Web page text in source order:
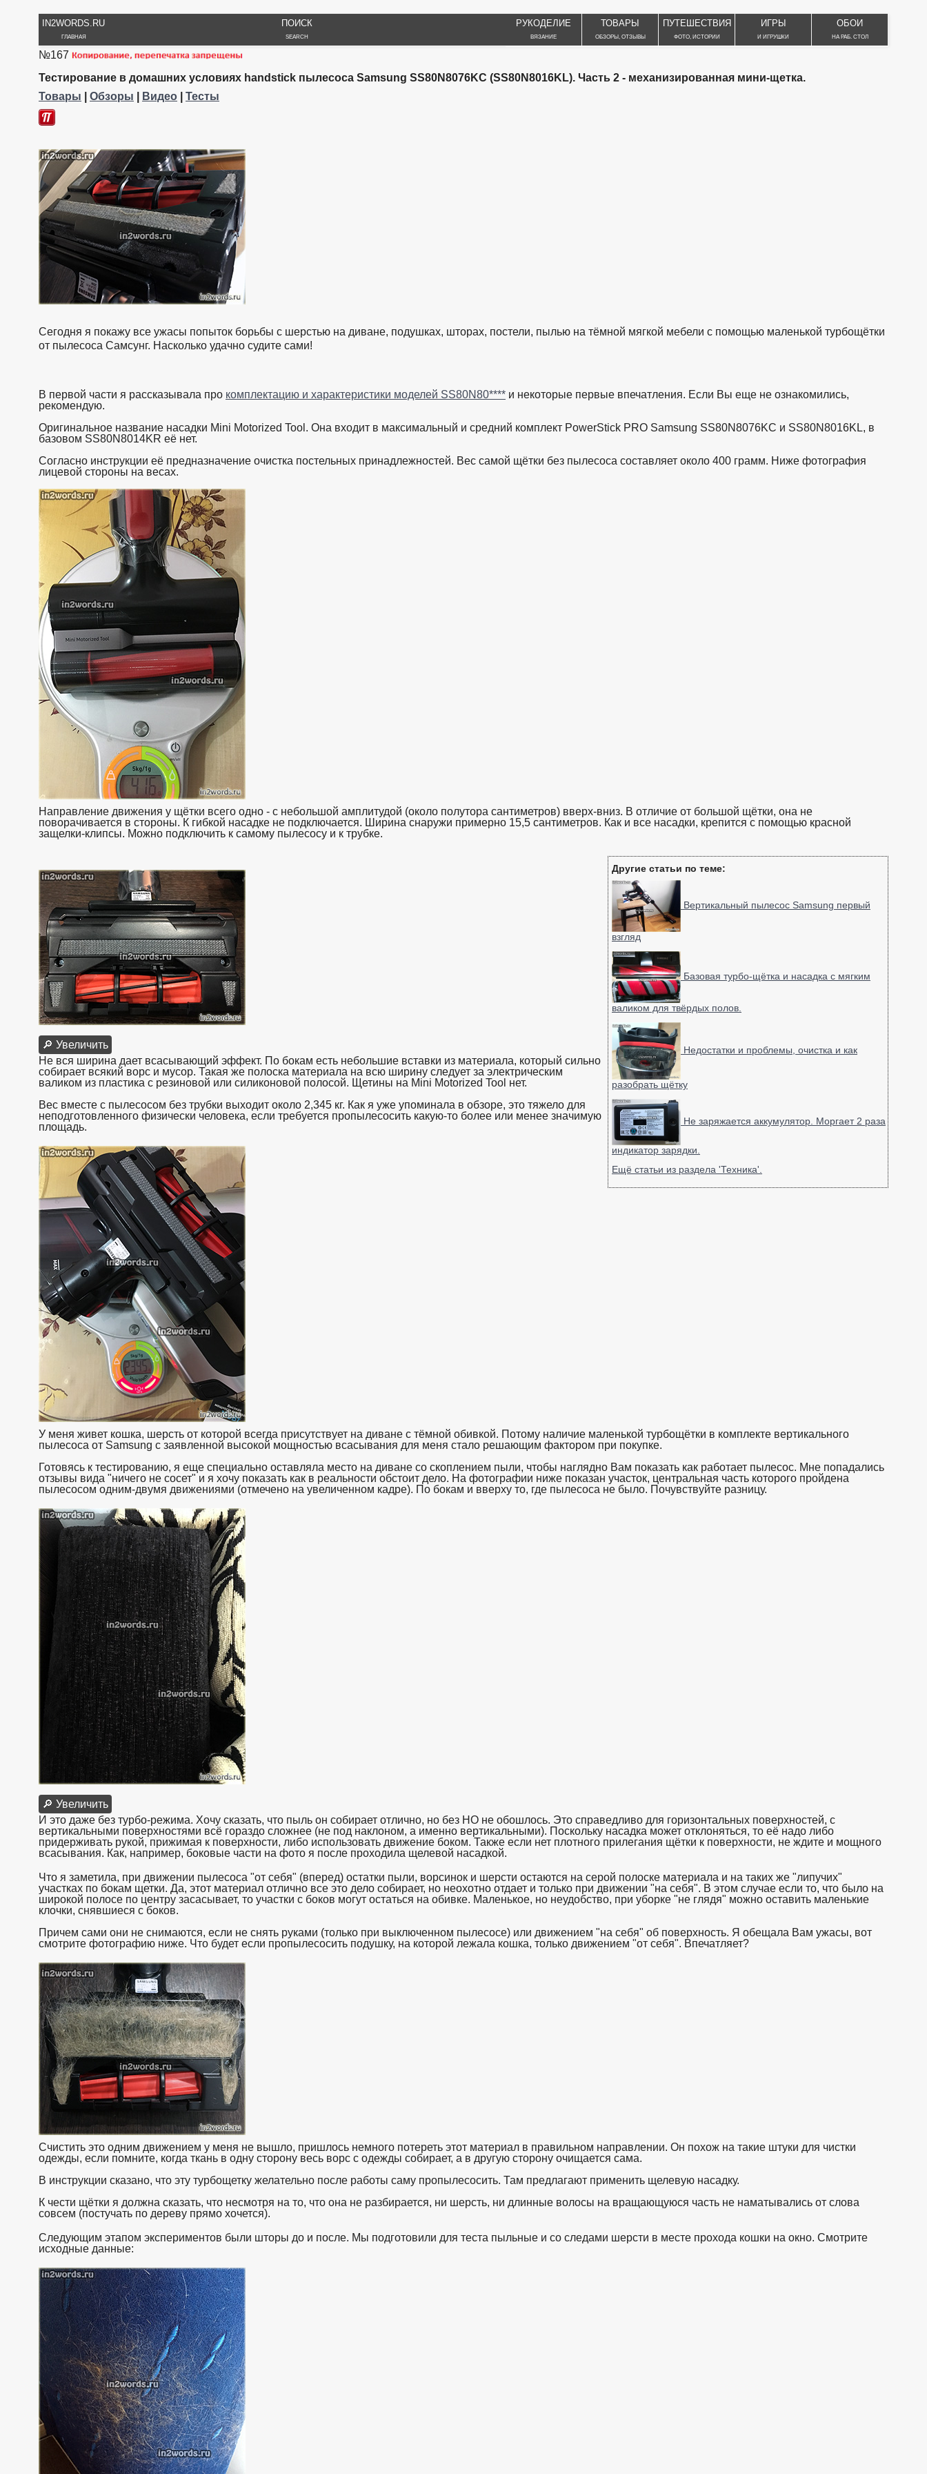
IN2WORDS.RU
ГЛАВНАЯ
ПОИСК
SEARCH
РУКОДЕЛИЕ
ВЯЗАНИЕ
ТОВАРЫ
ОБЗОРЫ, ОТЗЫВЫ
ПУТЕШЕСТВИЯ
ФОТО, ИСТОРИИ
ИГРЫ
И ИГРУШКИ
ОБОИ
НА РАБ. СТОЛ
№167
Тестирование в домашних условиях handstick пылесоса Samsung SS80N8076KC (SS80N8016KL). Часть 2 - механизированная мини-щетка.
Товары
Обзоры Видео Тесты
Сегодня я покажу все ужасы попыток борьбы с шерстью на диване, подушках, шторах, постели, пылью на тёмной мягкой мебели с помощью маленькой турбощётки
от пылесоса Самсунг. Насколько удачно судите сами!
В первой части я рассказывала про комплектацию и характеристики моделей SS80N80**** и некоторые первые впечатления. Если Вы еще не ознакомились,
рекомендую.
Оригинальное название насадки Mini Motorized Tool. Она входит в максимальный и средний комплект PowerStick PRO Samsung SS80N8076KC и SS80N8016KL, в
базовом SS80N8014KR её нет.
Согласно инструкции её предназначение очистка постельных принадлежностей. Вес самой щётки без пылесоса составляет около 400 грамм. Ниже фотография
лицевой стороны на весах.
Направление движения у щётки всего одно - с небольшой амплитудой (около полутора сантиметров) вверх-вниз. В отличие от большой щётки, она не
поворачивается в стороны. К гибкой насадке не подключается. Ширина снаружи примерно 15,5 сантиметров. Как и все насадки, крепится с помощью красной
защелки-клипсы. Можно подключить к самому пылесосу и к трубке.
Другие статьи по теме:
Вертикальный пылесос Samsung первый
взгляд
Базовая турбо-щётка и насадка с мягким
валиком для твёрдых полов.
Недостатки и проблемы, очистка и как
разобрать щётку
Не заряжается аккумулятор. Моргает 2 раза
индикатор зарядки.
Ещё статьи из раздела 'Техника'.
🔎 Увеличить
Не вся ширина дает всасывающий эффект. По бокам есть небольшие вставки из материала, который сильно
собирает всякий ворс и мусор. Такая же полоска материала на всю ширину следует за электрическим
валиком из пластика с резиновой или силиконовой полосой. Щетины на Mini Motorized Tool нет.
Вес вместе с пылесосом без трубки выходит около 2,345 кг. Как я уже упоминала в обзоре, это тяжело для
неподготовленного физически человека, если требуется пропылесосить какую-то более или менее значимую
площадь.
У меня живет кошка, шерсть от которой всегда присутствует на диване с тёмной обивкой. Потому наличие маленькой турбощётки в комплекте вертикального
пылесоса от Samsung с заявленной высокой мощностью всасывания для меня стало решающим фактором при покупке.
Готовясь к тестированию, я еще специально оставляла место на диване со скоплением пыли, чтобы наглядно Вам показать как работает пылесос. Мне попадались
отзывы вида "ничего не сосет" и я хочу показать как в реальности обстоит дело. На фотографии ниже показан участок, центральная часть которого пройдена
пылесосом одним-двумя движениями (отмечено на увеличенном кадре). По бокам и вверху то, где пылесоса не было. Почувствуйте разницу.
🔎 Увеличить
И это даже без турбо-режима. Хочу сказать, что пыль он собирает отлично, но без НО не обошлось. Это справедливо для горизонтальных поверхностей, с
вертикальными поверхностями всё гораздо сложнее (не под наклоном, а именно вертикальными). Поскольку насадка может отклоняться, то её надо либо
придерживать рукой, прижимая к поверхности, либо использовать движение боком. Также если нет плотного прилегания щётки к поверхности, не ждите и мощного
всасывания. Как, например, боковые части на фото я после проходила щелевой насадкой.
Что я заметила, при движении пылесоса "от себя" (вперед) остатки пыли, ворсинок и шерсти остаются на серой полоске материала и на таких же "липучих"
участках по бокам щетки. Да, этот материал отлично все это дело собирает, но неохотно отдает и только при движении "на себя". В этом случае если то, что было на
широкой полосе по центру засасывает, то участки с боков могут остаться на обивке. Маленькое, но неудобство, при уборке "не глядя" можно оставить маленькие
клочки, снявшиеся с боков.
Причем сами они не снимаются, если не снять руками (только при выключенном пылесосе) или движением "на себя" об поверхность. Я обещала Вам ужасы, вот
смотрите фотографию ниже. Что будет если пропылесосить подушку, на которой лежала кошка, только движением "от себя". Впечатляет?
Счистить это одним движением у меня не вышло, пришлось немного потереть этот материал в правильном направлении. Он похож на такие штуки для чистки
одежды, если помните, когда ткань в одну сторону весь ворс с одежды собирает, а в другую сторону очищается сама.
В инструкции сказано, что эту турбощетку желательно после работы саму пропылесосить. Там предлагают применить щелевую насадку.
К чести щётки я должна сказать, что несмотря на то, что она не разбирается, ни шерсть, ни длинные волосы на вращающуюся часть не наматывались от слова
совсем (постучать по дереву прямо хочется).
Следующим этапом экспериментов были шторы до и после. Мы подготовили для теста пыльные и со следами шерсти в месте прохода кошки на окно. Смотрите
исходные данные: